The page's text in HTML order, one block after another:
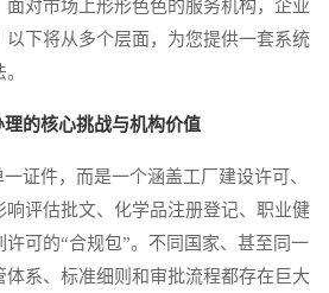
对市场上形形色色的服务机构，企业
以下将从多个层面，为您提供一套系统
的核心挑战与机构价值
件，而是一个涵盖工厂建设许可、
响评估批文、化学品注册登记、职业健
可的“合规包”。不同国家、甚至同一
体系、标准细则和审批流程都存在巨大